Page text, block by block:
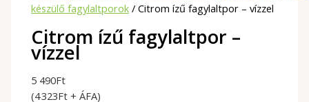
készülő fagylaltporok / Citrom ízű fagylaltpor – vízzel
Citrom ízű fagylaltpor –
vízzel
5 490Ft
(4 323Ft + ÁFA)